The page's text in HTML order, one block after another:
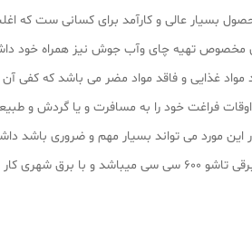
بسیار عالی و کارآمد برای کسانی ست که
تهیه چای وآب جوش نیز همراه خود
غذایی و فاقد مواد مضر می باشد که کفی
اوقات فراغت خود را به مسافرت و یا گردش
شهری کار میکند.